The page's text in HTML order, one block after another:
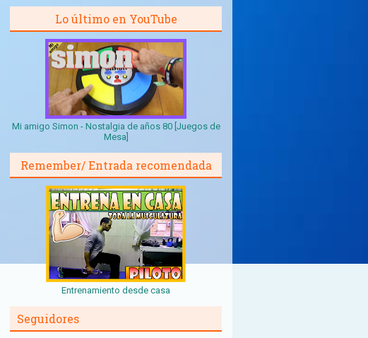
Lo último en YouTube
Mi amigo Simon - Nostalgia de años 80 [Juegos de
Mesa]
Remember/ Entrada recomendada
Entrenamiento desde casa
Seguidores